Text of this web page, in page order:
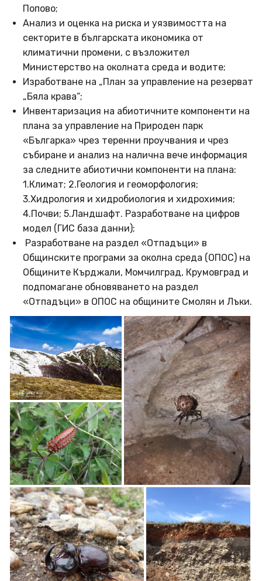
Попово;
Анализ и оценка на риска и уязвимостта на
секторите в българската икономика от
климатични промени, с възложител
Министерство на околната среда и водите;
Изработване на „План за управление на резерват
„Бяла крава“;
Инвентаризация на абиотичните компоненти на
плана за управление на Природен парк
«Българка» чрез теренни проучвания и чрез
събиране и анализ на налична вече информация
за следните абиотични компоненти на плана:
1.Климат; 2.Геология и геоморфология;
3.Хидрология и хидробиология и хидрохимия;
4.Почви; 5.Ландшафт. Разработване на цифров
модел (ГИС база данни);
Разработване на раздел «Отпадъци» в
Общинските програми за околна среда (ОПОС) на
Общините Кърджали, Момчилград, Крумовград и
подпомагане обновяването на раздел
«Отпадъци» в ОПОС на общините Смолян и Лъки.